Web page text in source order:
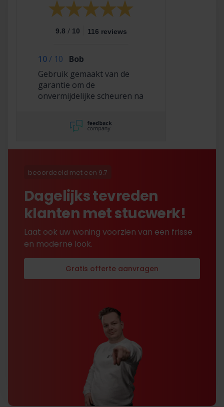
9.8 / 10 116 reviews
10/ 10
Bob
Gebruik gemaakt van de
garantie om de
onvermijdelijke scheuren na
en dat hebben ze super
netjes gedaan!
beoordeeld met een 9.7
Dagelijks tevreden
klanten met stucwerk!
Laat ook uw woning voorzien van een frisse
en moderne look.
Gratis offerte aanvragen